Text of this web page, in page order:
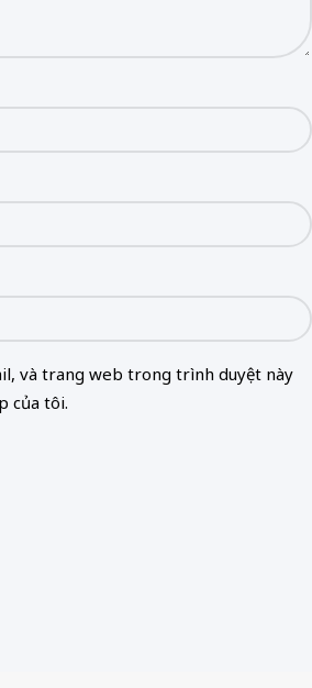
và trang web trong trình duyệt này
của tôi.